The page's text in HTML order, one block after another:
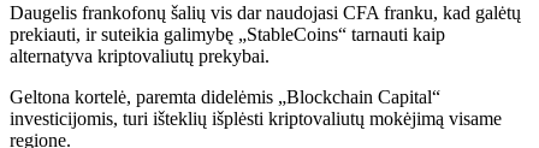
Daugelis frankofonų šalių vis dar naudojasi CFA franku, kad galėtų
prekiauti, ir suteikia galimybę „StableCoins“ tarnauti kaip
alternatyva kriptovaliutų prekybai.
Geltona kortelė, paremta didelėmis „Blockchain Capital“
investicijomis, turi išteklių išplėsti kriptovaliutų mokėjimą visame
regione.